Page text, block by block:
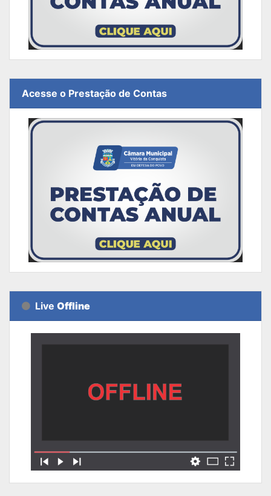
Acesse o Prestação de Contas
Live Offline